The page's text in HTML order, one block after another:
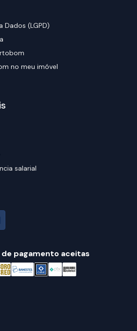
Dados (LGPD)
no meu imóvel
salarial
pagamento aceitas